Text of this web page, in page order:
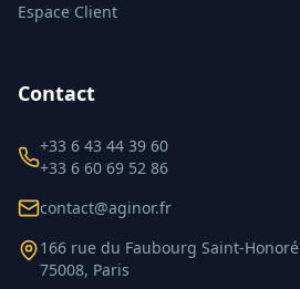
Espace Client
Contact
+33 6 43 44 39 60
+33 6 60 69 52 86
contact@aginor.fr
166 rue du Faubourg Saint-Honoré
75008, Paris